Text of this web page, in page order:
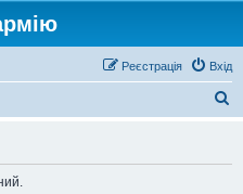
Вхід
Реєстрація